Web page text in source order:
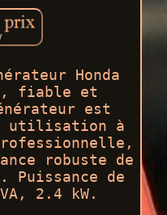
Honda
fiable et
est
utilisation à
robuste de
Puissance de
2.4 kW.